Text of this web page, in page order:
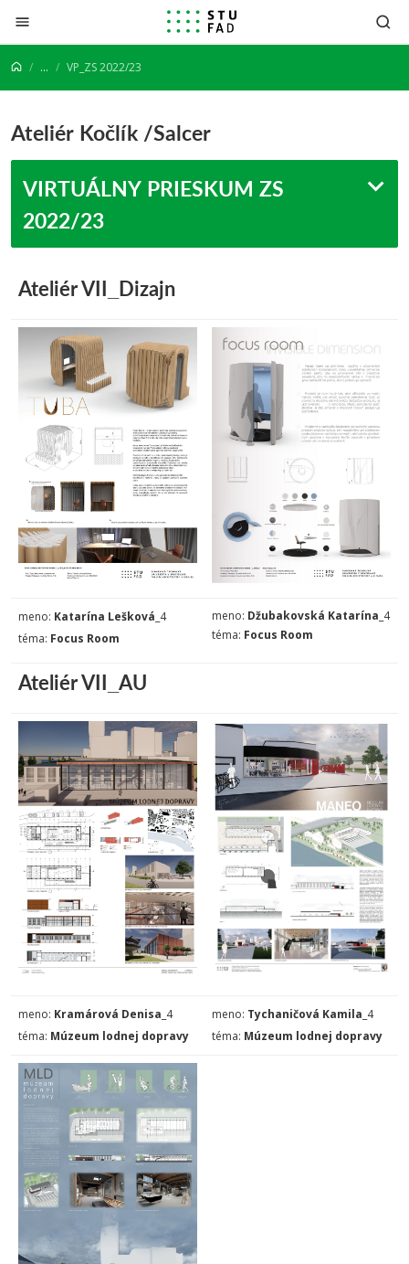
Prejsť na obsah
... VP_ZS 2022/23
Ateliér Kočlík /Salcer
VIRTUÁLNY PRIESKUM ZS
2022/23
Ateliér VII_Dizajn
meno: Katarína Lešková _4
téma: Focus Room
meno: Džubakovská Katarína _4
téma: Focus Room
Ateliér VII_AU
meno: Kramárová Denisa _4
téma: Múzeum lodnej dopravy
meno: Tychaničová Kamila _4
téma: Múzeum lodnej dopravy